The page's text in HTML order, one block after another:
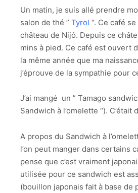
Un matin, je suis allé prendre
salon de thé ” Tyrol “. Ce café
château de Nijô. Depuis ce
mins à pied. Ce café est ouvert
la même année que ma
j’éprouve de la sympathie pour
J’ai mangé un ” Tamago
Sandwich à l’omelette “). C’était
A propos du Sandwich à
l’on peut manger dans certains
pense que c’est vraiment
utilisée pour ce sandwich est
(bouillon japonais fait à base de